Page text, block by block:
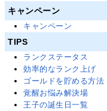
キャンペーン
キャンペーン
TIPS
ランクステータス
効率的なランク上げ
ゴールドを貯める方法
覚醒お悩み解決場
王子の誕生日一覧